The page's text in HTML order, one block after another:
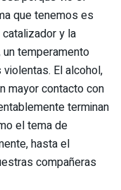
que tenemos es
y la
temperamento
El alcohol,
mayor contacto con
terminan
el tema de
hasta el
compañeras